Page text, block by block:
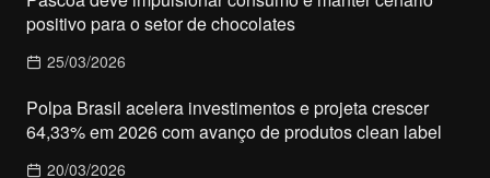
positivo para o setor de chocolates
25/03/2026
Polpa Brasil acelera investimentos e projeta crescer
64,33% em 2026 com avanço de produtos clean label
20/03/2026